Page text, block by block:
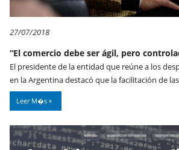
27/07/2018
“El comercio debe ser ágil, pero
El presidente de la entidad que reúne a los
en la Argentina destacó que la facilitación de
Leer M�s